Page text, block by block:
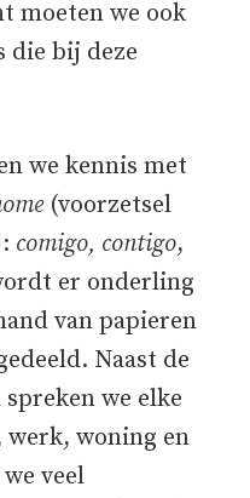
moeten we ook
die bij deze
we kennis met
(voorzetsel
comigo, contigo,
er onderling
van papieren
Naast de
we elke
werk, woning en
veel